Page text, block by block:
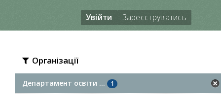
Увійти Зареєструватись
Організації
Департамент освіти ... 1